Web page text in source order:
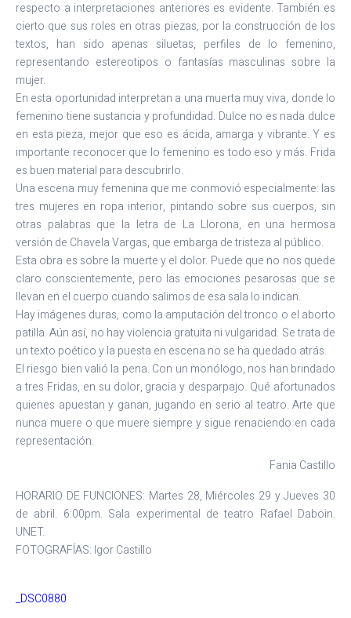
respecto a interpretaciones anteriores es evidente. También es
cierto que sus roles en otras piezas, por la construcción de los
textos, han sido apenas siluetas, perfiles de lo femenino,
representando estereotipos o fantasías masculinas sobre la
mujer.
En esta oportunidad interpretan a una muerta muy viva, donde lo
femenino tiene sustancia y profundidad. Dulce no es nada dulce
en esta pieza, mejor que eso es ácida, amarga y vibrante. Y es
importante reconocer que lo femenino es todo eso y más. Frida
es buen material para descubrirlo.
Una escena muy femenina que me conmovió especialmente: las
tres mujeres en ropa interior, pintando sobre sus cuerpos, sin
otras palabras que la letra de La Llorona, en una hermosa
versión de Chavela Vargas, que embarga de tristeza al público.
Esta obra es sobre la muerte y el dolor. Puede que no nos quede
claro conscientemente, pero las emociones pesarosas que se
llevan en el cuerpo cuando salimos de esa sala lo indican.
Hay imágenes duras, como la amputación del tronco o el aborto
patilla. Aún así, no hay violencia gratuita ni vulgaridad. Se trata de
un texto poético y la puesta en escena no se ha quedado atrás.
El riesgo bien valió la pena. Con un monólogo, nos han brindado
a tres Fridas, en su dolor, gracia y desparpajo. Qué afortunados
quienes apuestan y ganan, jugando en serio al teatro. Arte que
nunca muere o que muere siempre y sigue renaciendo en cada
representación.
Fania Castillo
HORARIO DE FUNCIONES: Martes 28, Miércoles 29 y Jueves 30
de abril. 6:00pm. Sala experimental de teatro Rafael Daboin.
UNET.
FOTOGRAFÍAS: Igor Castillo
_DSC0880